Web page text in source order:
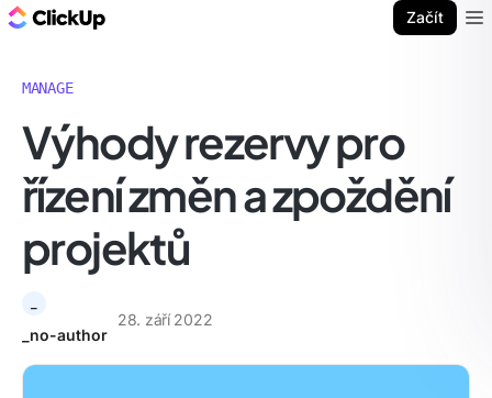
Začít
MANAGE
Výhody rezervy pro
řízení změn a zpoždění
projektů
_no-author
28. září 2022